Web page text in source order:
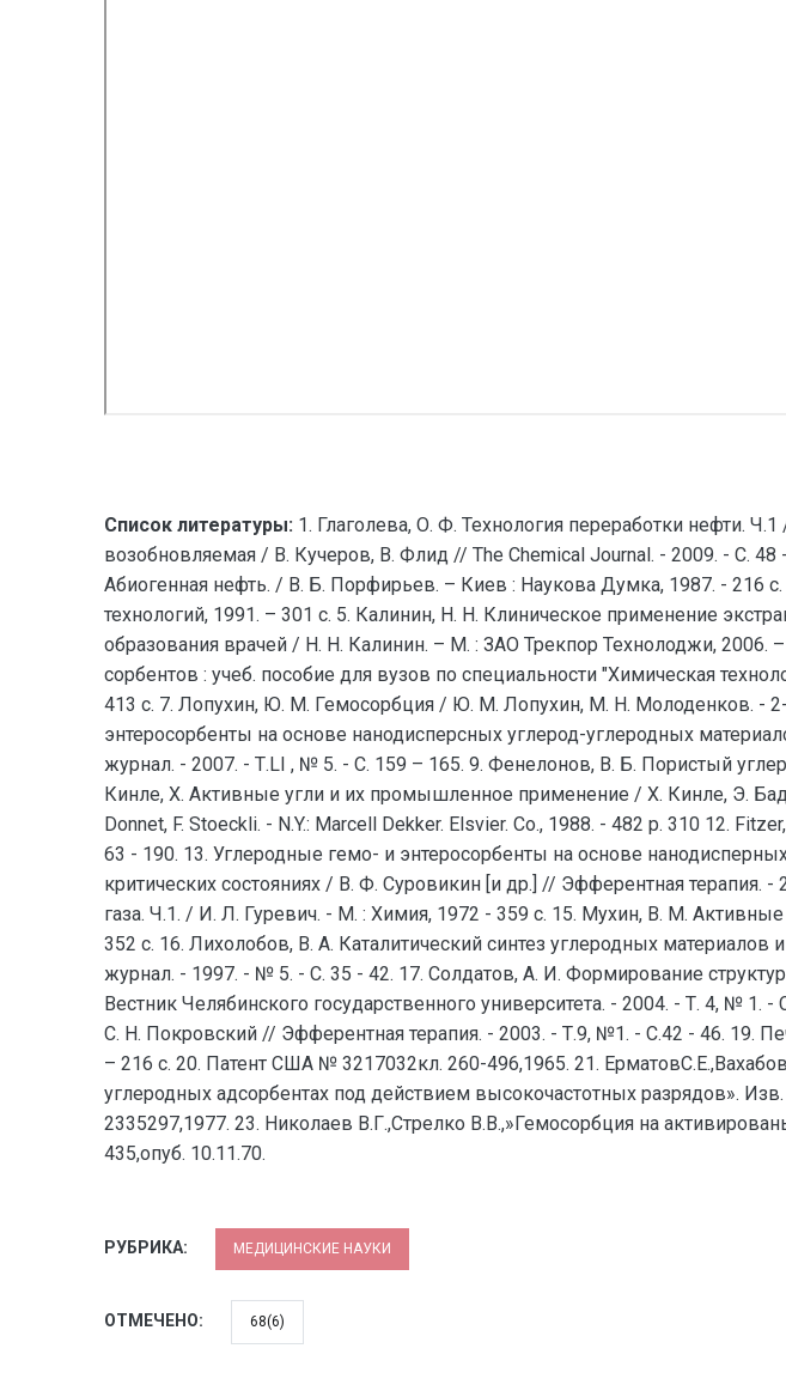
Список литературы: 1. Глаголева, О. Ф. Технология переработки нефти.
возобновляемая / В. Кучеров, В. Флид // The Chemical Journal. - 2009. - С.
Абиогенная нефть. / В. Б. Порфирьев. – Киев : Наукова Думка, 1987. - 216
технологий, 1991. – 301 с. 5. Калинин, Н. Н. Клиническое применение
образования врачей / Н. Н. Калинин. – М. : ЗАО Трекпор Технолоджи,
сорбентов : учеб. пособие для вузов по специальности "Химическая
413 с. 7. Лопухин, Ю. М. Гемосорбция / Ю. М. Лопухин, М. Н. Молоденков. -
энтеросорбенты на основе нанодисперсных углерод-углеродных
журнал. - 2007. - Т.LI , № 5. - С. 159 – 165. 9. Фенелонов, В. Б. Пористый
Кинле, Х. Активные угли и их промышленное применение / Х. Кинле, Э.
Donnet, F. Stoeckli. - N.Y.: Marcell Dekker. Elsvier. Co., 1988. - 482 p. 310 12.
63 - 190. 13. Углеродные гемо- и энтеросорбенты на основе
критических состояниях / В. Ф. Суровикин [и др.] // Эфферентная терапия.
газа. Ч.1. / И. Л. Гуревич. - М. : Химия, 1972 - 359 с. 15. Мухин, В. М.
352 с. 16. Лихолобов, В. А. Каталитический синтез углеродных
журнал. - 1997. - № 5. - С. 35 - 42. 17. Солдатов, А. И. Формирование
Вестник Челябинского государственного университета. - 2004. - Т. 4, №
С. Н. Покровский // Эфферентная терапия. - 2003. - Т.9, №1. - С.42 - 46. 19.
– 216 с. 20. Патент США № 3217032кл. 260-496,1965. 21.
углеродных адсорбентах под действием высокочастотных разрядов».
2335297,1977. 23. Николаев В.Г.,Стрелко В.В.,»Гемосорбция на
435,опуб. 10.11.70.
РУБРИКА: МЕДИЦИНСКИЕ НАУКИ
ОТМЕЧЕНО: 68(6)